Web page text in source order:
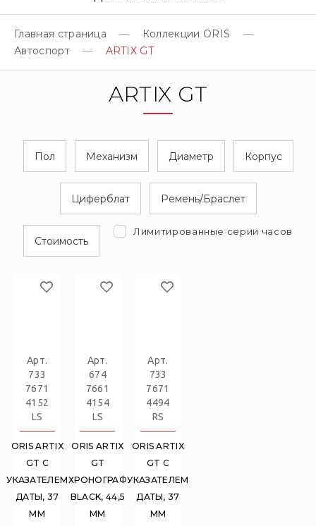
Главная страница
Коллекции ORIS
Автоспорт
ARTIX GT
ARTIX GT
Пол Механизм Диаметр Корпус
Циферблат Ремень/Браслет
Стоимость
Лимитированные серии часов
Арт.
733
7671
4152
LS
ORIS ARTIX
GT С
УКАЗАТЕЛЕМ
ДАТЫ, 37
ММ
Арт.
674
7661
4154
LS
ORIS ARTIX
GT
ХРОНОГРАФ
BLACK, 44,5
ММ
Арт.
733
7671
4494
RS
ORIS ARTIX
GT С
УКАЗАТЕЛЕМ
ДАТЫ, 37
ММ